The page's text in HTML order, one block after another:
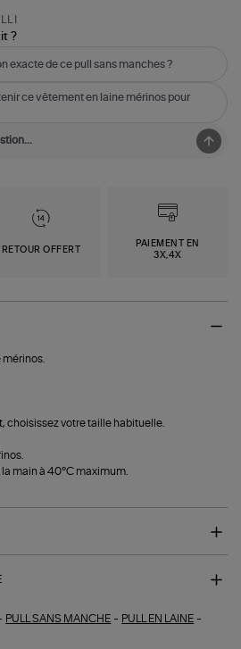
?
exacte de ce pull sans manches ?
ce vêtement en laine mérinos pour
RETOUR OFFERT
PAIEMENT EN
3X,4X
mérinos.
choisissez votre taille habituelle.
la main à 40°C maximum.
PULL SANS MANCHE - PULL EN LAINE -